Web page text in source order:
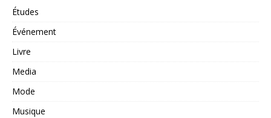
Études
Événement
Livre
Media
Mode
Musique